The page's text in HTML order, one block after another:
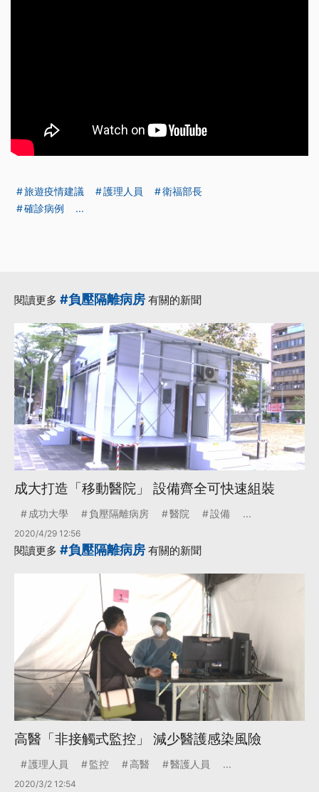
旅遊疫情建議 護理人員
衛福部長
確診病例
...
閱讀更多 #負壓隔離病房 有關的新聞
成大打造「移動醫院」 設備齊全可快速組裝
成功大學 負壓隔離病房 醫院 設備 ...
2020/4/29 12:56
閱讀更多 #負壓隔離病房 有關的新聞
高醫「非接觸式監控」 減少醫護感染風險
護理人員 監控 高醫 醫護人員 ...
2020/3/2 12:54